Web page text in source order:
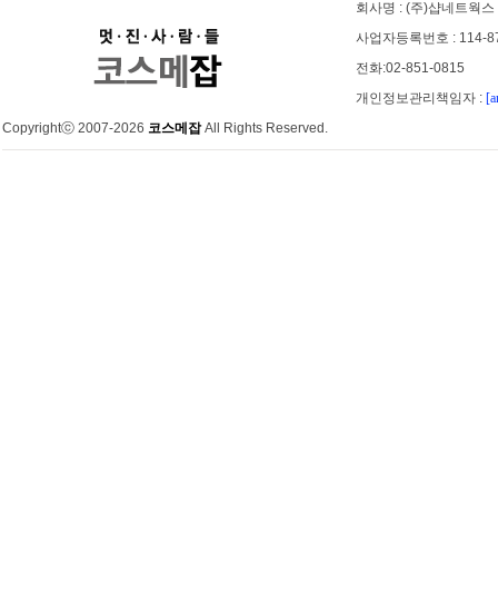
회사명 : (주)샵네트웍
사업자등록번호 : 114-
전화:02-851-0815
개인정보관리책임자 :
Copyrightⓒ 2007-2026 코스메잡All Rights Reserved.